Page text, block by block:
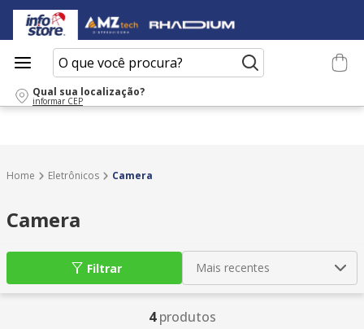
O que você procura?
Qual sua localização?
informar CEP
Eletrônicos Camera
Camera
Mais recentes
Filtrar
4produtos